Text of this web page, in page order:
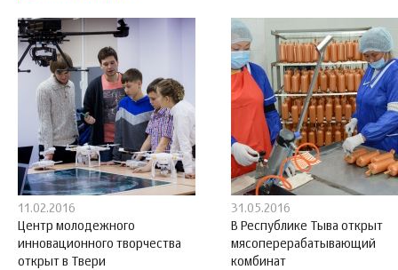
11.02.2016
Центр молодежного
инновационного творчества
открыт в Твери
31.05.2016
В Республике Тыва открыт
мясоперерабатывающий
комбинат